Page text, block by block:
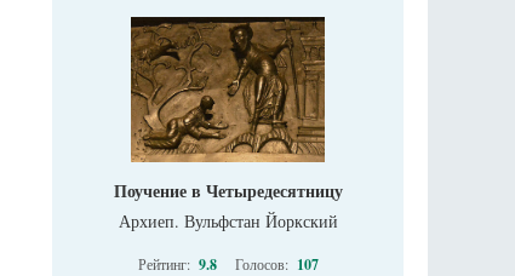
Поучение в Четыредесятницу
Архиеп. Вульфстан Йоркский
Рейтинг: 9.8 Голосов: 107